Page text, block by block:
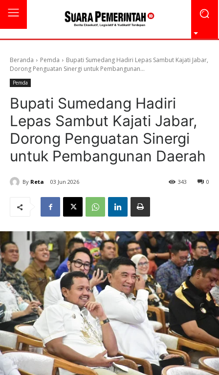
Beranda Pemda
Bupati Sumedang Hadiri Lepas Sambut Kajati Jabar,
Dorong Penguatan Sinergi untuk Pembangunan...
Pemda
Bupati Sumedang Hadiri
Lepas Sambut Kajati Jabar,
Dorong Penguatan Sinergi
untuk Pembangunan Daerah
By Reta 03 Jun 2026 0
343